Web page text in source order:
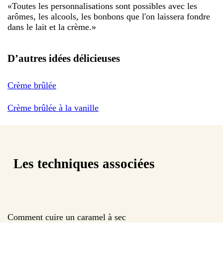
«Toutes les personnalisations sont possibles avec les
arômes, les alcools, les bonbons que l'on laissera fondre
dans le lait et la crème.»
D’autres idées délicieuses
Crème brûlée
Crème brûlée à la vanille
Les techniques associées
Comment cuire un caramel à sec